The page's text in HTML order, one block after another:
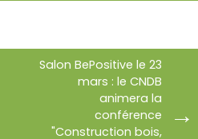
Salon BePositive le 23
mars : le CNDB
animera la
conférence
"Construction bois,